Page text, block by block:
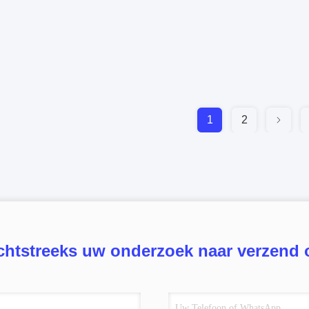
1 2
uw onderzoek naar verzend